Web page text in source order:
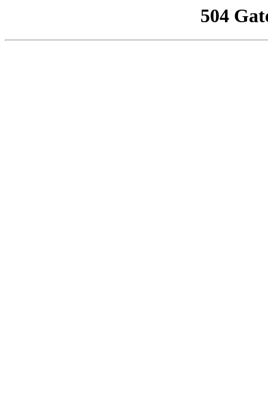
504